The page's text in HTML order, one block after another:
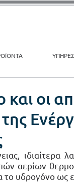
οι
ιδιαίτερα
αερίων
το υδρογόνο ως